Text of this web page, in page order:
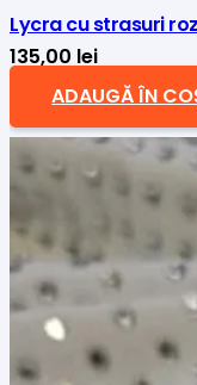
Lycra cu strasuri
135,00 lei
ADAUGĂ ÎN